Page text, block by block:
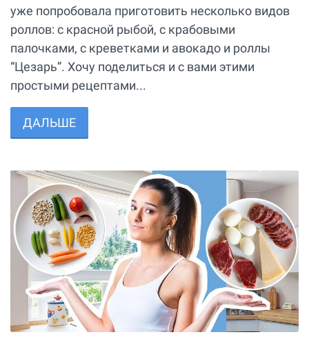
уже попробовала приготовить несколько видов
роллов: с красной рыбой, с крабовыми
палочками, с креветками и авокадо и роллы
“Цезарь”. Хочу поделиться и с вами этими
простыми рецептами...
ДАЛЬШЕ